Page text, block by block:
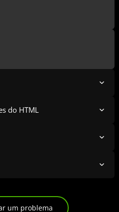
do HTML
um problema